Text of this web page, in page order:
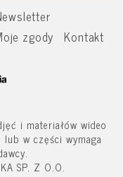
zgody Kontakt
i materiałów wideo
w części wymaga
SP. Z O.O.